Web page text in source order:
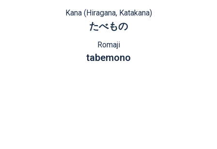
Kana (Hiragana, Katakana)
たべもの
Romaji
tabemono